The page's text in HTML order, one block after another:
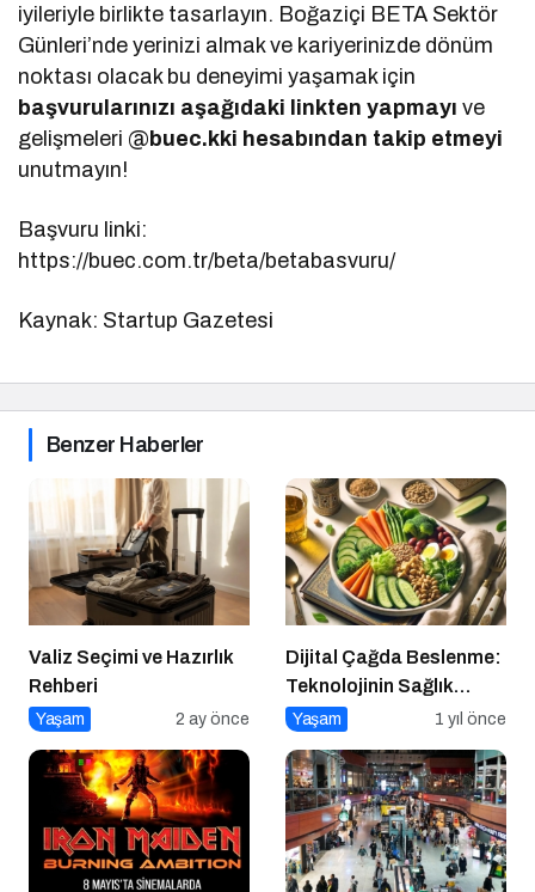
iyileriyle birlikte tasarlayın. Boğaziçi BETA Sektör
Günleri’nde yerinizi almak ve kariyerinizde dönüm
noktası olacak bu deneyimi yaşamak için
başvurularınızı aşağıdaki linkten yapmayı ve
gelişmeleri @buec.kki hesabından takip etmeyi
unutmayın!
Başvuru linki:
https://buec.com.tr/beta/betabasvuru/
Kaynak: Startup Gazetesi
Benzer Haberler
Valiz Seçimi ve Hazırlık
Rehberi
Yaşam 2 ay önce
Dijital Çağda Beslenme:
Teknolojinin Sağlık
Üzerindeki Etkileri ve
Yaşam 1 yıl önce